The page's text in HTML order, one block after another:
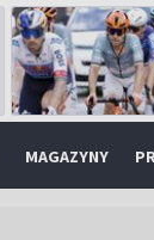
MAGAZYNY